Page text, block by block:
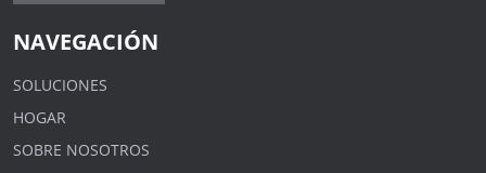
NAVEGACIÓN
SOLUCIONES
HOGAR
SOBRE NOSOTROS